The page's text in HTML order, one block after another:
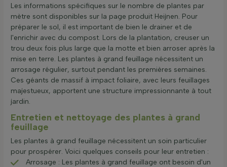
Les informations spécifiques sur le nombre de plantes par
mètre sont disponibles sur la page produit Heijnen. Pour
préparer le sol, il est important de bien le drainer et de
l'enrichir avec du compost. Lors de la plantation, creuser un
trou deux fois plus large que la motte et bien arroser après la
mise en terre. Les plantes à grand feuillage nécessitent un
arrosage régulier, surtout pendant les premières semaines.
Ces géants de massif à impact foliaire, avec leurs feuillages
majestueux, apportent une structure impressionnante à tout
jardin.
Entretien et nettoyage des plantes à grand
feuillage
Les plantes à grand feuillage nécessitent un soin particulier
pour prospérer. Voici quelques conseils pour leur entretien :
Arrosage : Les plantes à grand feuillage ont besoin d'un